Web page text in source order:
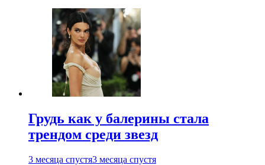
Грудь как у балерины стала
трендом среди звезд
3 месяца спустя3 месяца спустя